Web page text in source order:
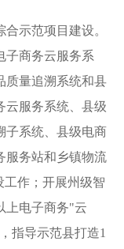
合示范项目建设。
子商务云服务系
质量追溯系统和县
云服务系统、县级
子系统、县级电商
服务站和乡镇物流
作；开展州级智
上电子商务"云
指导示范县打造1